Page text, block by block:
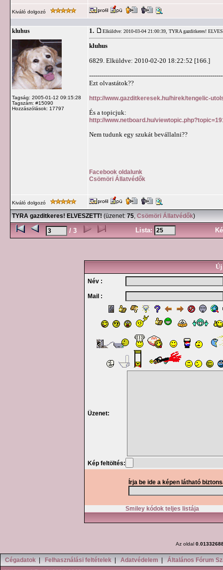
Kiváló dolgozó
kluhus
Tagság: 2005-01-12 09:15:28
Tagszám: #15090
Hozzászólások: 17797
1. Elküldve: 2010-03-04 21:00:39, TYRA gazditkeres!
kluhus
6829. Elküldve: 2010-02-20 18:22:52 [166.]
Ezt olvastátok??
http://www.gazditkeresek.hu/hirek/tengelic-
És a topicjuk:
http://www.netboard.hu/
Nem tudunk egy szukát bevállalni??
Facebook oldalunk
Csömöri Állatvédők
Kiváló dolgozó
TYRA gazditkeres! ELVESZETT! (üzenet: 75, Csömöri Állatvédők)
/ 3 Lista:
Új
Név :
Mail :
Üzenet:
Kép feltöltés:
Írja be ide a képen látható
Smiley kódok teljes listája
Az oldal
Cégadatok Felhasználási feltételek Adatvédelem Általános Fórum